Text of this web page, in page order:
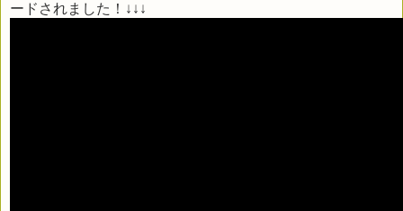
ードされました！↓↓↓